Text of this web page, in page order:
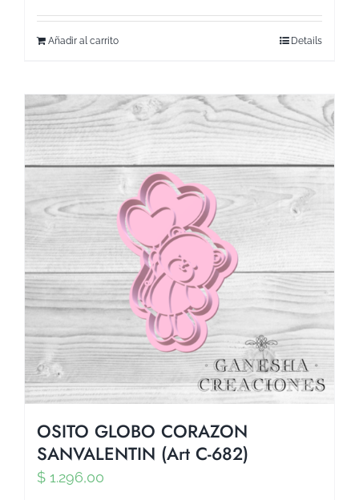
Añadir al carrito Details
OSITO GLOBO CORAZON
SANVALENTIN (Art C-682)
$ 1.296,00